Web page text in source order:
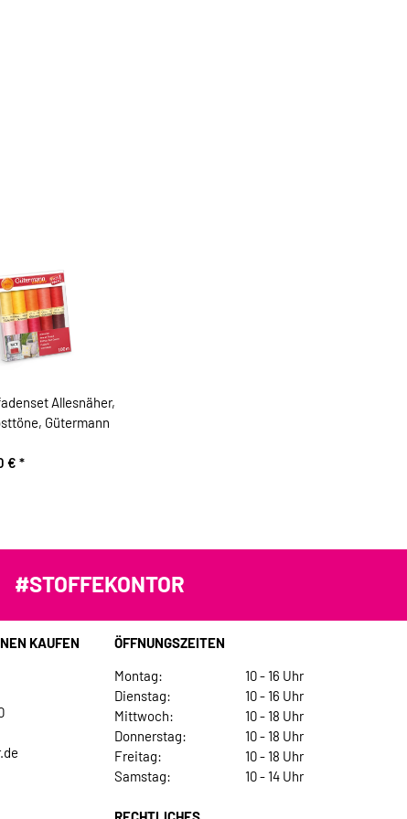
Allesnäher,
Gütermann
€ *
#STOFFEKONTOR
KAUFEN
ÖFFNUNGSZEITEN
Montag:
10 - 16 Uhr
Dienstag:
10 - 16 Uhr
Mittwoch:
10 - 18 Uhr
Donnerstag:
10 - 18 Uhr
Freitag:
10 - 18 Uhr
Samstag:
10 - 14 Uhr